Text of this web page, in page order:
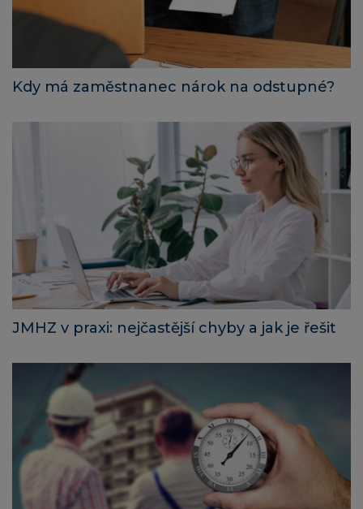
Kdy má zaměstnanec nárok na odstupné?
JMHZ v praxi: nejčastější chyby a jak je řešit